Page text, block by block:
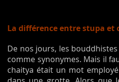
La différence entre stupa et
De nos jours, les
comme synonymes. Mais il
chaitya était un mot